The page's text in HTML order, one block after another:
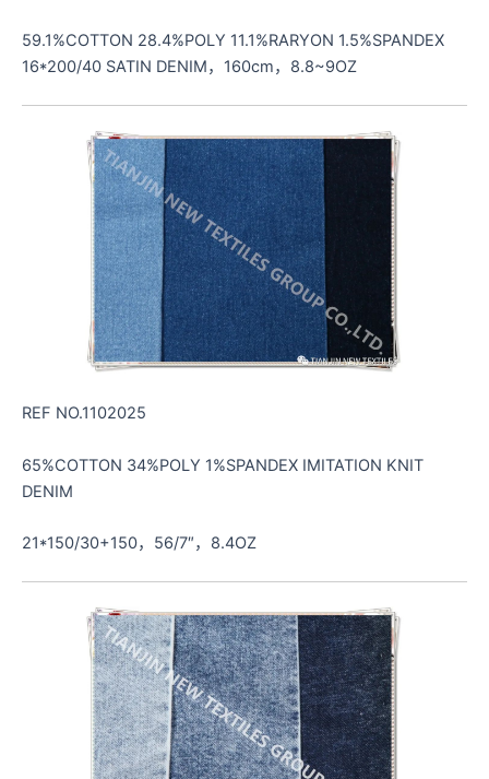
59.1%COTTON 28.4%POLY 11.1%RARYON 1.5%SPANDEX
16*200/40 SATIN DENIM，160cm，8.8~9OZ
REF NO.1102025
65%COTTON 34%POLY 1%SPANDEX IMITATION KNIT
DENIM
21*150/30+150，56/7″，8.4OZ